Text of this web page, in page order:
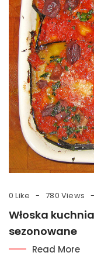
0 Like 780 Views
Włoska
sezonowane
Read More